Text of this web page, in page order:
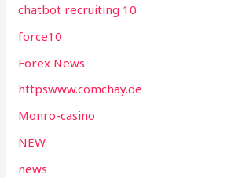
chatbot recruiting 10
force10
Forex News
httpswww.comchay.de
Monro-casino
NEW
news